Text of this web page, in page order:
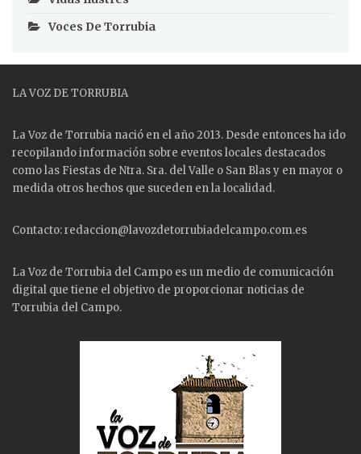
Voces De Torrubia
LA VOZ DE TORRUBIA
La Voz de Torrubia nació en el año 2013. Desde entonces ha ido
recopilando información sobre eventos locales destacados
como las Fiestas de Ntra. Sra. del Valle o San Blas y en mayor o
medida otros hechos que suceden en la localidad.
Contacto: redaccion@lavozdetorrubiadelcampo.com.es
La Voz de Torrubia del Campo es un medio de comunicación
digital que tiene el objetivo de proporcionar noticias de
Torrubia del Campo.